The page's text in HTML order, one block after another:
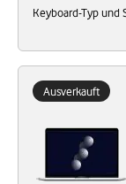
Keyboard-Typ und
Ausverkauft